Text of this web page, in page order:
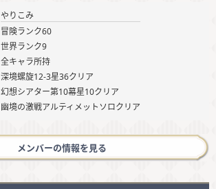
やりこみ
冒険ランク60
世界ランク9
全キャラ所持
深境螺旋12-3星36クリア
幻想シアター第10幕星10クリア
幽境の激戦アルティメットソロクリア
メンバーの情報を見る